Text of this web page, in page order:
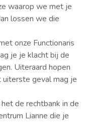
waarop we met je
lossen we die
onze Functionaris
je je klacht bij de
Uiteraard hopen
geval mag je
de rechtbank in de
Lianne die je